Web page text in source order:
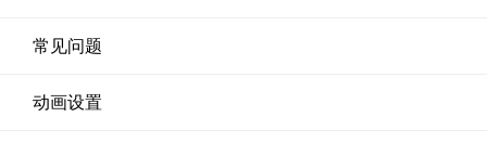
常见问题
动画设置